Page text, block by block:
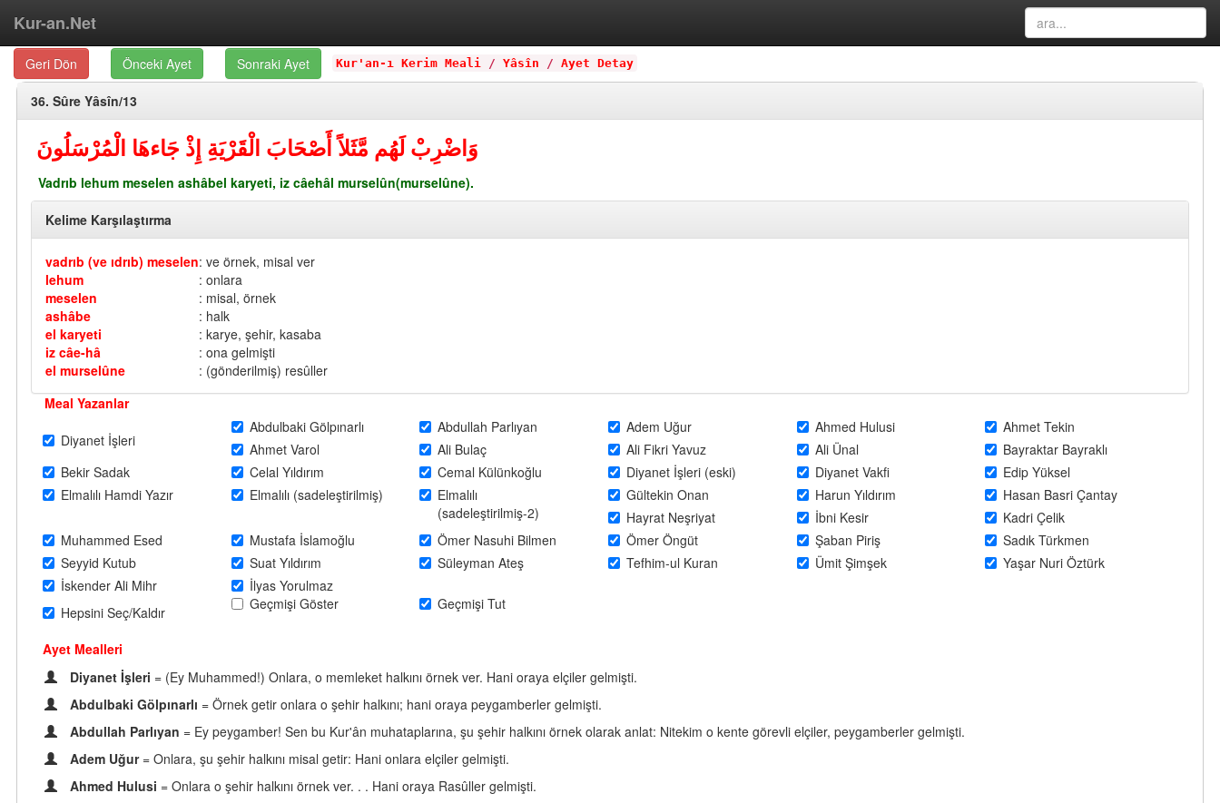
Kur-an.Net
Geri Dön Önceki Ayet Sonraki Ayet Kur'an-ı Kerim Meali / Yâsîn / Ayet Detay
36. Sûre Yâsîn/13
وَاضْرِبْ لَهُم مَّثَلاً أَصْحَابَ الْقَرْيَةِ إِذْ جَاءهَا الْمُرْسَلُونَ
Vadrıb lehum meselen ashâbel karyeti, iz câehâl murselûn(murselûne).
Kelime Karşılaştırma
vadrıb (ve ıdrıb) meselen: ve örnek, misal ver
lehum
: onlara
meselen
: misal, örnek
ashâbe
: halk
el karyeti
: karye, şehir, kasaba
iz câe-hâ
: ona gelmişti
el murselûne
: (gönderilmiş) resûller
Meal Yazanlar
Diyanet İşleri
Abdulbaki Gölpınarlı Abdullah Parlıyan Adem Uğur Ahmed Hulusi
Ahmet Tekin
Ahmet Varol
Ali Bulaç Ali Fikri Yavuz Ali Ünal
Bayraktar Bayraklı
Bekir Sadak
Celal Yıldırım Cemal Külünkoğlu Diyanet İşleri (eski) Diyanet Vakfi
Edip Yüksel
Elmalılı Hamdi Yazır
Elmalılı (sadeleştirilmiş)
Elmalılı
(sadeleştirilmiş-2)
Gültekin Onan Harun Yıldırım
Hasan Basri Çantay
Hayrat Neşriyat
İbni Kesir
Kadri Çelik
Muhammed Esed
Mustafa İslamoğlu Ömer Nasuhi Bilmen Ömer Öngüt Şaban Piriş
Sadık Türkmen
Seyyid Kutub
Suat Yıldırım Süleyman Ateş Tefhim-ul Kuran Ümit Şimşek
Yaşar Nuri Öztürk
İskender Ali Mihr
İlyas Yorulmaz
Hepsini Seç/Kaldır
Geçmişi Göster Geçmişi Tut
Ayet Mealleri
Diyanet İşleri = (Ey Muhammed!) Onlara, o memleket halkını örnek ver. Hani oraya elçiler gelmişti.
Abdulbaki Gölpınarlı = Örnek getir onlara o şehir halkını; hani oraya peygamberler gelmişti.
Abdullah Parlıyan = Ey peygamber! Sen bu Kur'ân muhataplarına, şu şehir halkını örnek olarak anlat: Nitekim o kente görevli elçiler, peygamberler gelmişti.
Adem Uğur = Onlara, şu şehir halkını misal getir: Hani onlara elçiler gelmişti.
Ahmed Hulusi = Onlara o şehir halkını örnek ver. . . Hani oraya Rasûller gelmişti.